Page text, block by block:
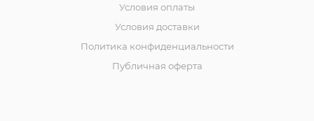
Условия оплаты
Условия доставки
Политика конфиденциальности
Публичная оферта